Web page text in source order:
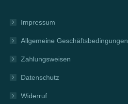
Impressum
Allgemeine Geschäftsbedingungen
Zahlungsweisen
Datenschutz
Widerruf